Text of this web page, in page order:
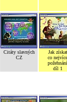
Citáty slavných
CZ
Jak získat
co nejvíce
požehnání
díl 1